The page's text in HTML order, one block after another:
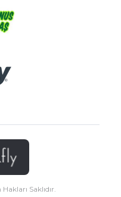
Saklıdır.